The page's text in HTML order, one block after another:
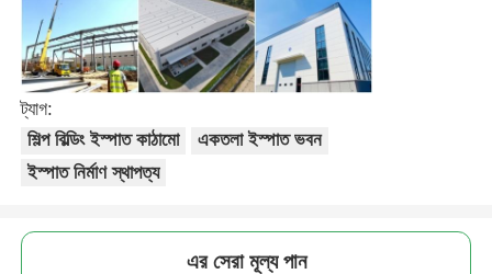
আমাদের সাথে যোগাযোগ করুন
খবর
ট্যাগ:
শিল্প বিল্ডিং ইস্পাত কাঠামো
একতলা ইস্পাত ভবন
ইস্পাত নির্মাণ স্থাপত্য
এর সেরা মূল্য পান